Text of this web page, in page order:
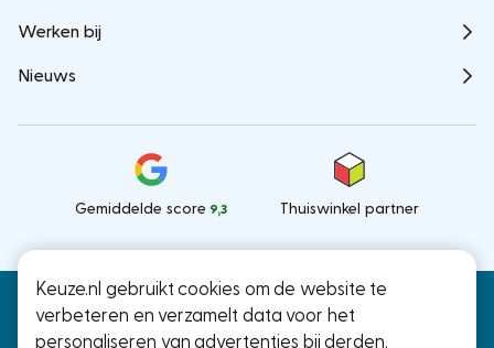
Keuze.nl gebruikt cookies om de website te
verbeteren en verzamelt data voor het
personaliseren van advertenties bij derden.
Werken bij
Nieuws
Gemiddelde score 9,3 Thuiswinkel partner
Keuze.nl B.V.
Ramstraat 27, Utrecht